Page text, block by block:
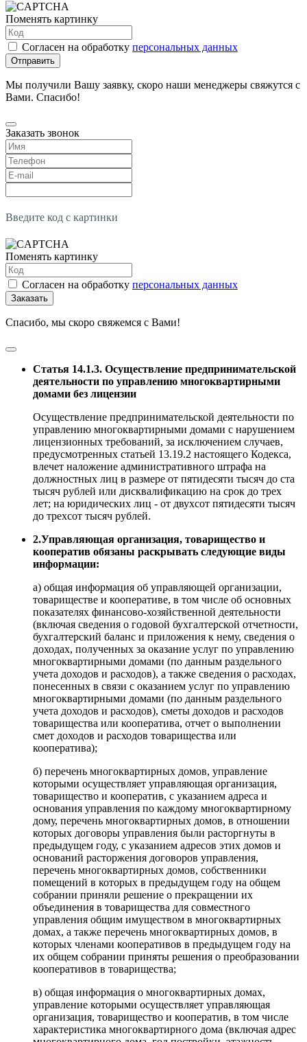
Поменять картинку
Согласен на обработку персональных данных
Отправить
Мы получили Вашу заявку, скоро наши менеджеры свяжутся с
Вами. Спасибо!
Заказать звонок
Введите код с картинки
Поменять картинку
Согласен на обработку персональных данных
Заказать
Спасибо, мы скоро свяжемся с Вами!
Статья 14.1.3. Осуществление предпринимательской
деятельности по управлению многоквартирными
домами без лицензии
Осуществление предпринимательской деятельности по
управлению многоквартирными домами с нарушением
лицензионных требований, за исключением случаев,
предусмотренных статьей 13.19.2 настоящего Кодекса,
влечет наложение административного штрафа на
должностных лиц в размере от пятидесяти тысяч до ста
тысяч рублей или дисквалификацию на срок до трех
лет; на юридических лиц - от двухсот пятидесяти тысяч
до трехсот тысяч рублей.
2.Управляющая организация, товарищество и
кооператив обязаны раскрывать следующие виды
информации:
а) общая информация об управляющей организации,
товариществе и кооперативе, в том числе об основных
показателях финансово-хозяйственной деятельности
(включая сведения о годовой бухгалтерской отчетности,
бухгалтерский баланс и приложения к нему, сведения о
доходах, полученных за оказание услуг по управлению
многоквартирными домами (по данным раздельного
учета доходов и расходов), а также сведения о расходах,
понесенных в связи с оказанием услуг по управлению
многоквартирными домами (по данным раздельного
учета доходов и расходов), сметы доходов и расходов
товарищества или кооператива, отчет о выполнении
смет доходов и расходов товарищества или
кооператива);
б) перечень многоквартирных домов, управление
которыми осуществляет управляющая организация,
товарищество и кооператив, с указанием адреса и
основания управления по каждому многоквартирному
дому, перечень многоквартирных домов, в отношении
которых договоры управления были расторгнуты в
предыдущем году, с указанием адресов этих домов и
оснований расторжения договоров управления,
перечень многоквартирных домов, собственники
помещений в которых в предыдущем году на общем
собрании приняли решение о прекращении их
объединения в товарищества для совместного
управления общим имуществом в многоквартирных
домах, а также перечень многоквартирных домов, в
которых членами кооперативов в предыдущем году на
их общем собрании приняты решения о преобразовании
кооперативов в товарищества;
в) общая информация о многоквартирных домах,
управление которыми осуществляет управляющая
организация, товарищество и кооператив, в том числе
характеристика многоквартирного дома (включая адрес